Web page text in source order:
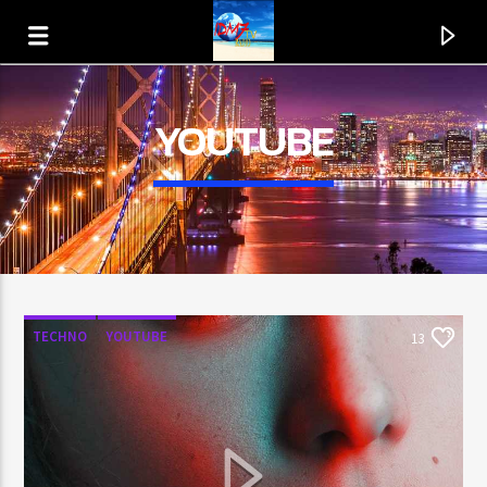
YOUTUBE
TECHNO YOUTUBE 13